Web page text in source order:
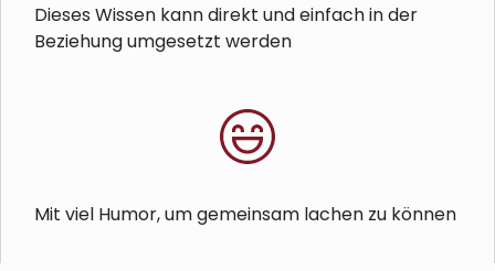
Dieses Wissen kann direkt und einfach in der
Beziehung umgesetzt werden
Mit viel Humor, um gemeinsam lachen zu können